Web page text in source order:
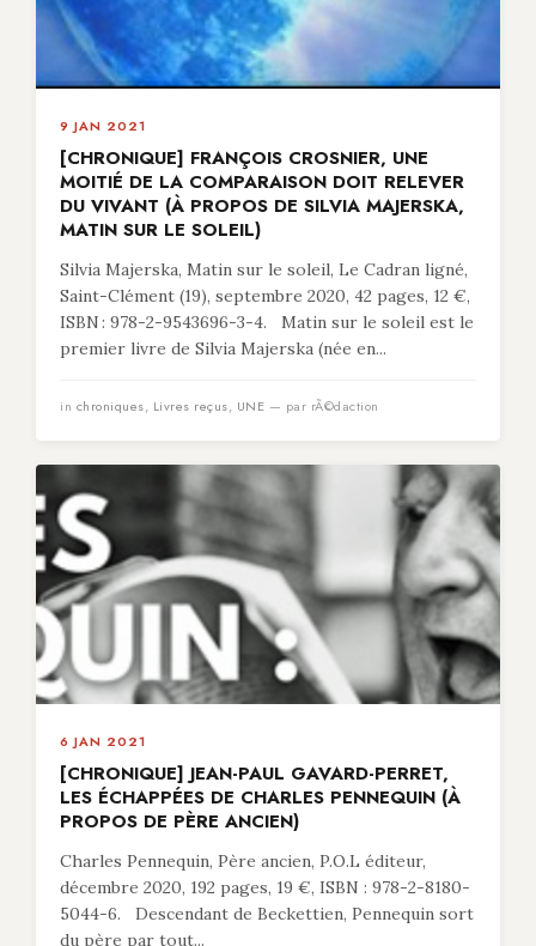
9 JAN 2021
[CHRONIQUE] FRANÇOIS CROSNIER, UNE
MOITIÉ DE LA COMPARAISON DOIT RELEVER
DU VIVANT (À PROPOS DE SILVIA MAJERSKA,
MATIN SUR LE SOLEIL)
Silvia Majerska, Matin sur le soleil, Le Cadran ligné,
Saint-Clément (19), septembre 2020, 42 pages, 12 €,
ISBN : 978-2-9543696-3-4. Matin sur le soleil est le
premier livre de Silvia Majerska (née en...
in chroniques, Livres reçus, UNE — par rÃ©daction
6 JAN 2021
[CHRONIQUE] JEAN-PAUL GAVARD-PERRET,
LES ÉCHAPPÉES DE CHARLES PENNEQUIN (À
PROPOS DE PÈRE ANCIEN)
Charles Pennequin, Père ancien, P.O.L éditeur,
décembre 2020, 192 pages, 19 €, ISBN : 978-2-8180-
5044-6. Descendant de Beckettien, Pennequin sort
du père par tout...